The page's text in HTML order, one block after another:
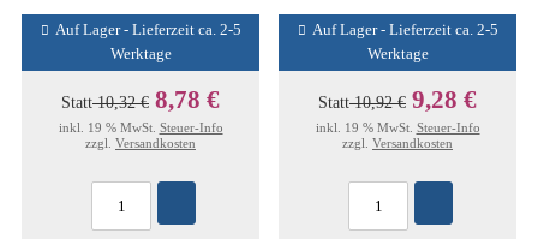
Auf Lager - Lieferzeit ca. 2-5
Werktage
Statt10,32 € 8,78 €
inkl. 19 % MwSt. Steuer-Info
zzgl. Versandkosten
Auf Lager - Lieferzeit ca. 2-5
Werktage
Statt10,92 € 9,28 €
inkl. 19 % MwSt. Steuer-Info
zzgl. Versandkosten